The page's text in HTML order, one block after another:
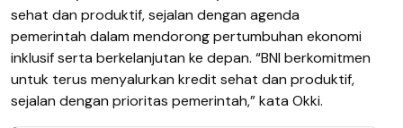
sehat dan produktif, sejalan dengan agenda
pemerintah dalam mendorong pertumbuhan ekonomi
inklusif serta berkelanjutan ke depan. “BNI berkomitmen
untuk terus menyalurkan kredit sehat dan produktif,
sejalan dengan prioritas pemerintah,” kata Okki.